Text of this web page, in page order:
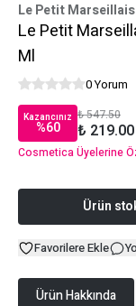
Le Petit Marseillais
Le Petit
Ml
0 Yorum
Kazancınız
%60
₺ 547.50
₺ 219.00
Cosmetica Üyelerine
Ürün
Favorilere Ekle
Ürün Hakkında